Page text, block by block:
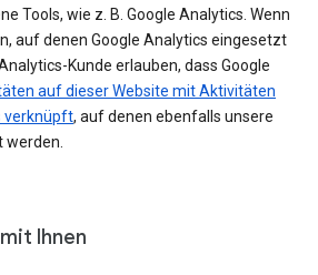
Tools, wie z. B. Google Analytics. Wenn
auf denen Google Analytics eingesetzt
Kunde erlauben, dass Google
auf dieser Website mit Aktivitäten
verknüpft, auf denen ebenfalls unsere
Ihnen